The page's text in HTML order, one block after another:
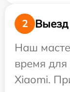
2
Выезд
Наш
время для
Xiaomi.